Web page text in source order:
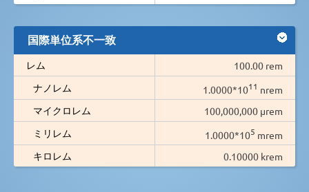
国際単位系不一致
レム
100.00 rem
ナノレム
1.0000*1011 nrem
マイクロレム
100,000,000 µrem
ミリレム
1.0000*105 mrem
キロレム
0.10000 krem